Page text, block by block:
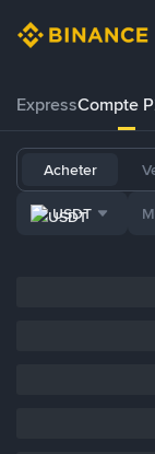
ExpressCompte
Acheter
USDT